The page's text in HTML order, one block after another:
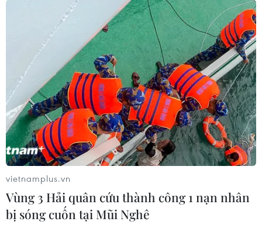
vietnamplus.vn
Vùng 3 Hải quân cứu thành công 1 nạn nhân
bị sóng cuốn tại Mũi Nghê